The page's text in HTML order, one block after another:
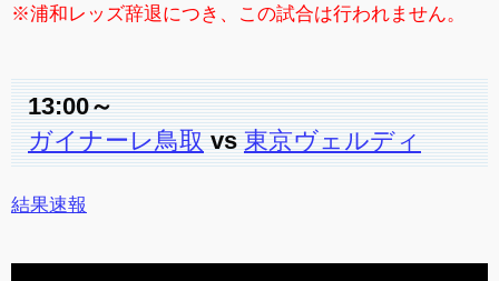
※浦和レッズ辞退につき、この試合は行われません。
13:00～
ガイナーレ鳥取vs東京ヴェルディ
結果速報